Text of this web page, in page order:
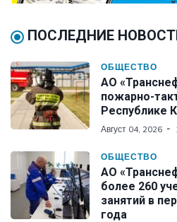
ПОСЛЕДНИЕ
ОБЩЕСТВО
АО
пожарно-
Республике
Август 04, 2026
ОБЩЕСТВО
АО
более 260
занятий в
года